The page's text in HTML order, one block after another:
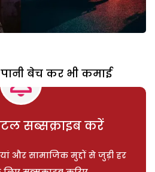
बेच कर भी कमाई
सब्सक्राइब करें
और सामाजिक मुद्दों से जुड़ी हर